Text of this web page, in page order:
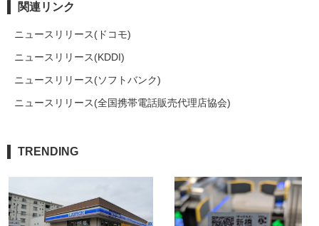
関連リンク
ニュースリリース(ドコモ)
ニュースリリース(KDDI)
ニュースリリース(ソフトバンク)
ニュースリリース(全国携帯電話販売代理店協会)
TRENDING